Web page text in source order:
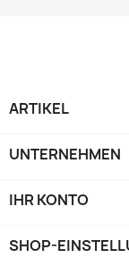
ARTIKEL
UNTERNEHMEN
IHR KONTO
SHOP-